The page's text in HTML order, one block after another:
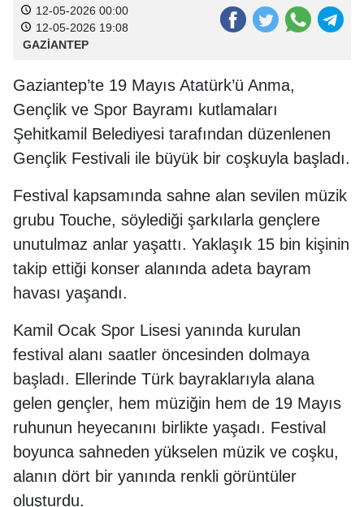
12-05-2026 00:00
12-05-2026 19:08
GAZİANTEP
Gaziantep’te 19 Mayıs Atatürk’ü Anma,
Gençlik ve Spor Bayramı kutlamaları
Şehitkamil Belediyesi tarafından düzenlenen
Gençlik Festivali ile büyük bir coşkuyla başladı.
Festival kapsamında sahne alan sevilen müzik
grubu Touche, söylediği şarkılarla gençlere
unutulmaz anlar yaşattı. Yaklaşık 15 bin kişinin
takip ettiği konser alanında adeta bayram
havası yaşandı.
Kamil Ocak Spor Lisesi yanında kurulan
festival alanı saatler öncesinden dolmaya
başladı. Ellerinde Türk bayraklarıyla alana
gelen gençler, hem müziğin hem de 19 Mayıs
ruhunun heyecanını birlikte yaşadı. Festival
boyunca sahneden yükselen müzik ve coşku,
alanın dört bir yanında renkli görüntüler
oluşturdu.